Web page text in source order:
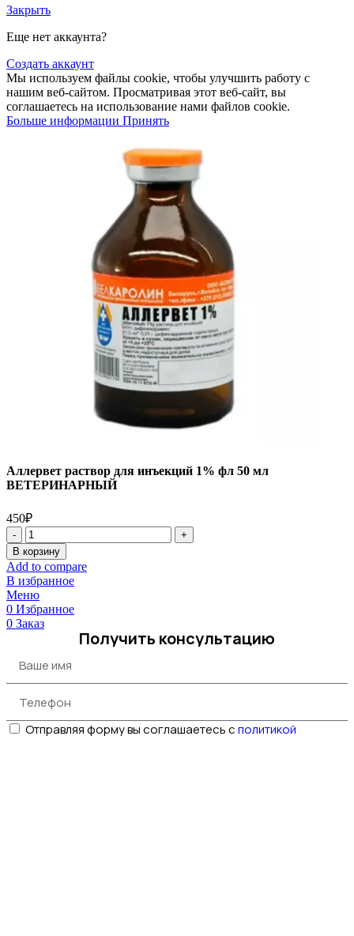
Закрыть
Еще нет аккаунта?
Создать аккаунт
Мы используем файлы cookie, чтобы улучшить работу с
нашим веб-сайтом. Просматривая этот веб-сайт, вы
соглашаетесь на использование нами файлов cookie.
Больше информации Принять
Аллервет раствор для инъекций 1% фл 50 мл
ВЕТЕРИНАРНЫЙ
450₽
В корзину
Add to compare
В избранное
Меню
0 Избранное
0 Заказ
Получить консультацию
Отправляя форму вы соглашаетесь сполитикой